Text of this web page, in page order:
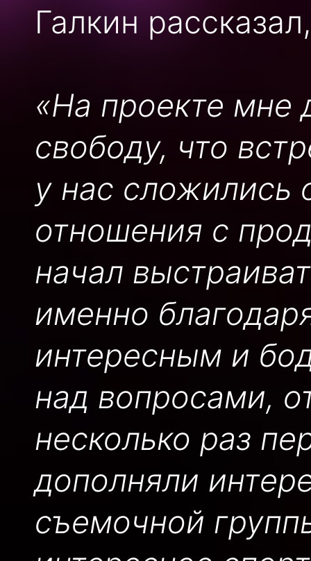
Галкин
«На проекте мне
свободу, что
у нас сложились
отношения с
начал
именно
интересным и
над вопросами,
несколько раз
дополняли
съемочной